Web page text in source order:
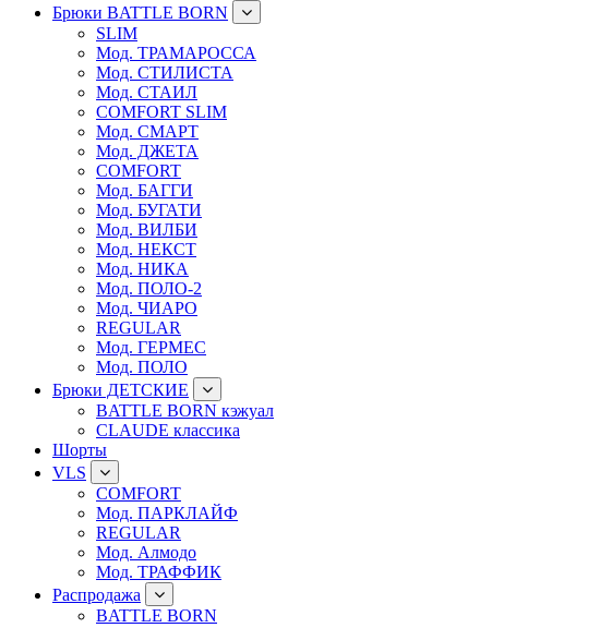
Брюки BATTLE BORN
SLIM
Мод. ТРАМАРОССА
Мод. СТИЛИСТА
Мод. СТАИЛ
COMFORT SLIM
Мод. СМАРТ
Мод. ДЖЕТА
COMFORT
Мод. БАГГИ
Мод. БУГАТИ
Мод. ВИЛБИ
Мод. НЕКСТ
Мод. НИКА
Мод. ПОЛО-2
Мод. ЧИАРО
REGULAR
Мод. ГЕРМЕС
Мод. ПОЛО
Брюки ДЕТСКИЕ
BATTLE BORN кэжуал
CLAUDE классика
Шорты
VLS
COMFORT
Мод. ПАРКЛАЙФ
REGULAR
Мод. Алмодо
Мод. ТРАФФИК
Распродажа
BATTLE BORN